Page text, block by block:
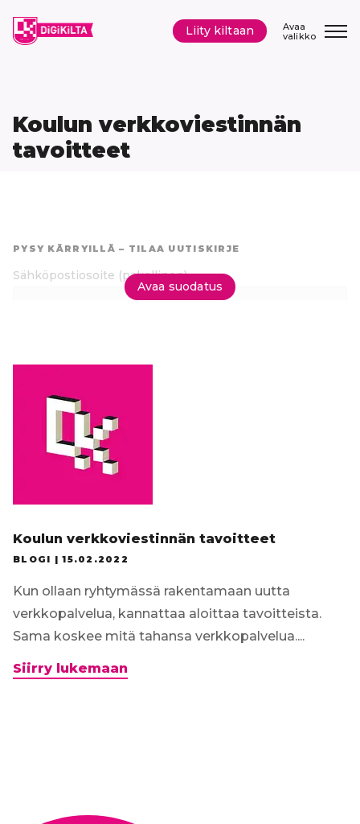
sisältöön
Avaa
valikko
Liity kiltaan
Koulun verkkoviestinnän
tavoitteet
PYSY KÄRRYILLÄ – TILAA UUTISKIRJE
Sähköpostiosoite (pakollinen)
Avaa suodatus
Koulun verkkoviestinnän tavoitteet
BLOGI |15.02.2022
Kun ollaan ryhtymässä rakentamaan uutta
verkkopalvelua, kannattaa aloittaa tavoitteista.
Sama koskee mitä tahansa verkkopalvelua....
Siirry lukemaan